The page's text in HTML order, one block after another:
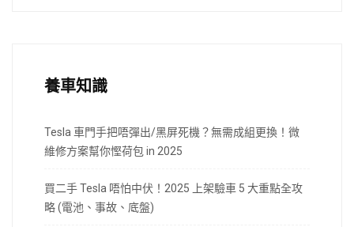
養車知識
Tesla 車門手把唔彈出/黑屏死機？無需成組更換！微
維修方案幫你慳荷包 in 2025
買二手 Tesla 唔怕中伏！2025 上架驗車 5 大重點全攻
略 (電池、事故、底盤)